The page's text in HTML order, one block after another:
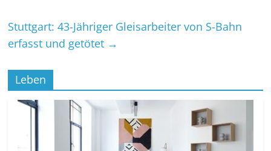
Stuttgart: 43-Jähriger Gleisarbeiter von S-Bahn
erfasst und getötet →
Leben